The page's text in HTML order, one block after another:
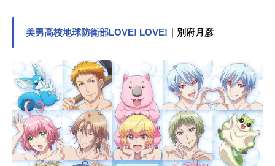
質を透過することができる超能力（E
とに現れた同じく高校生の東京太郎
によって、数々の「正義の戦い」に
巻き込まれていく！作品名東京ESP
放送形態TVアニメスケジュール2014
年7月11日（金）～2014年9月26日
（金）TOKYOMXほか話数全12話キ
ャスト漆葉リンカ：木戸衣吹東美奈
実：三澤紗千香東京太郎：河本啓佑
美男高校地球防衛部LOVE! LOVE! ｜別府月彦